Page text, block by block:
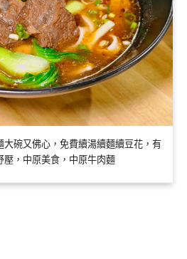
大碗又佛心，免費續湯續麵續豆花，有
壓，中原美食，中原牛肉麵